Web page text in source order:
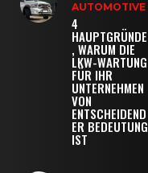
AUTOMOTIVE
4
HAUPTGRÜNDE
, WARUM DIE
LKW-WARTUNG
FÜR IHR
UNTERNEHMEN
VON
ENTSCHEIDEND
ER BEDEUTUNG
IST